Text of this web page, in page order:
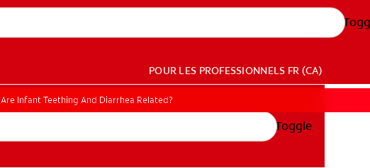
POUR LES PROFESSIONNELS FR (CA)
Toggle
Are Infant Teething And Diarrhea Related?